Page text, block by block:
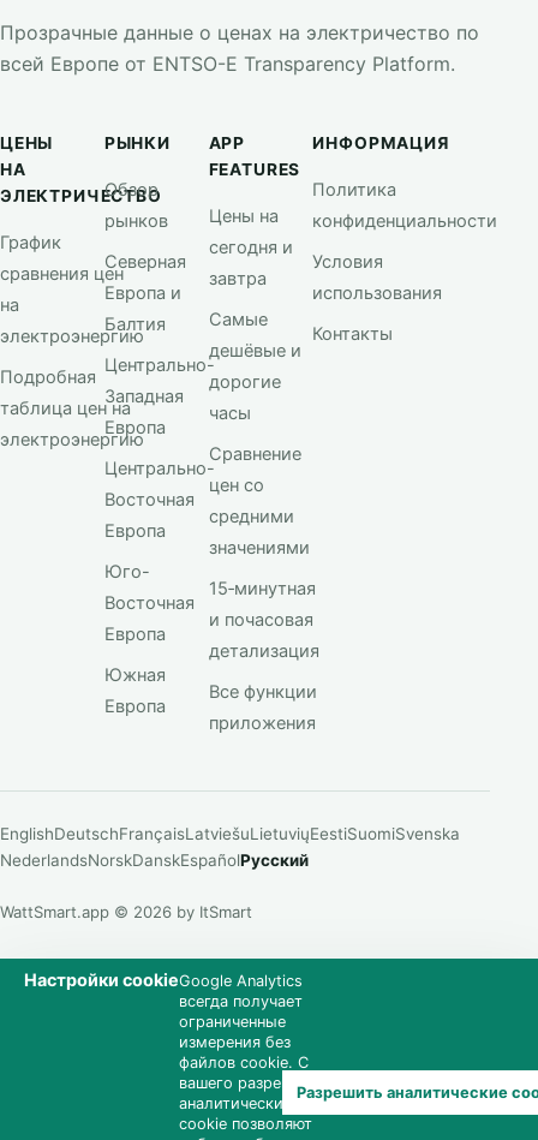
Настройки cookieGoogle Analytics
всегда получает
ограниченные
измерения без
файлов cookie. С
вашего разрешения
аналитические
cookie позволяют
Разрешить аналитические
Прозрачные данные о ценах на электричество по
всей Европе от ENTSO-E Transparency Platform.
ЦЕНЫ
НА
ЭЛЕКТРИЧЕСТВО
График
сравнения цен
на
электроэнергию
Подробная
таблица цен на
электроэнергию
РЫНКИ
Обзор
рынков
Северная
Европа и
Балтия
Центрально-
Западная
Европа
Центрально-
Восточная
Европа
Юго-
Восточная
Европа
Южная
Европа
APP
FEATURES
Цены на
сегодня и
завтра
Самые
дешёвые и
дорогие
часы
Сравнение
цен со
средними
значениями
15‑минутная
и почасовая
детализация
Все функции
приложения
ИНФОРМАЦИЯ
Политика
конфиденциальности
Условия
использования
Контакты
EnglishDeutschFrançaisLatviešuLietuviųEestiSuomiSvenska
NederlandsNorskDanskEspañolРусский
WattSmart.app © 2026 by ItSmart